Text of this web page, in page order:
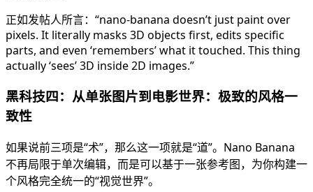
正如发帖人所言：“nano-banana doesn’t just paint over
pixels. It literally masks 3D objects first, edits specific
parts, and even ‘remembers’ what it touched. This thing
actually ‘sees’ 3D inside 2D images.”
黑科技四：从单张图片到电影世界：极致的风格一
致性
如果说前三项是“术”，那么这一项就是“道”。Nano Banana
不再局限于单次编辑，而是可以基于一张参考图，为你构建一
个风格完全统一的“视觉世界”。